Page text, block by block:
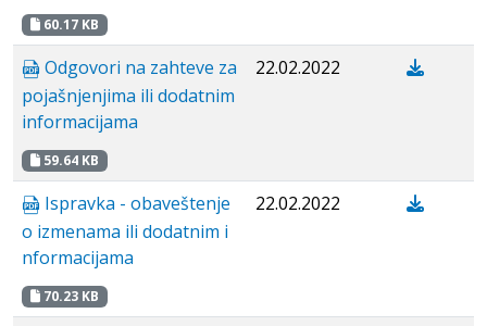
60.17 KB
Odgovori na zahteve za
pojašnjenjima ili dodatnim
informacijama
59.64 KB
22.02.2022
Ispravka - obaveštenje
o izmenama ili dodatnim i
nformacijama
70.23 KB
22.02.2022